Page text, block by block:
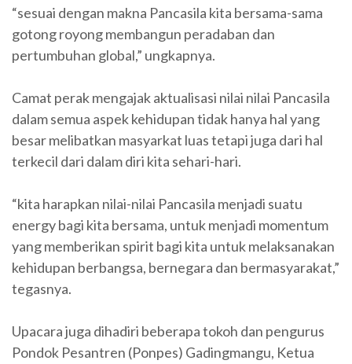
“sesuai dengan makna Pancasila kita bersama-sama
gotong royong membangun peradaban dan
pertumbuhan global,” ungkapnya.
Camat perak mengajak aktualisasi nilai nilai Pancasila
dalam semua aspek kehidupan tidak hanya hal yang
besar melibatkan masyarkat luas tetapi juga dari hal
terkecil dari dalam diri kita sehari-hari.
“kita harapkan nilai-nilai Pancasila menjadi suatu
energy bagi kita bersama, untuk menjadi momentum
yang memberikan spirit bagi kita untuk melaksanakan
kehidupan berbangsa, bernegara dan bermasyarakat,”
tegasnya.
Upacara juga dihadiri beberapa tokoh dan pengurus
Pondok Pesantren (Ponpes) Gadingmangu, Ketua